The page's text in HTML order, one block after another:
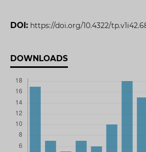
DOI: https://doi.org/10.4322/
DOWNLOADS